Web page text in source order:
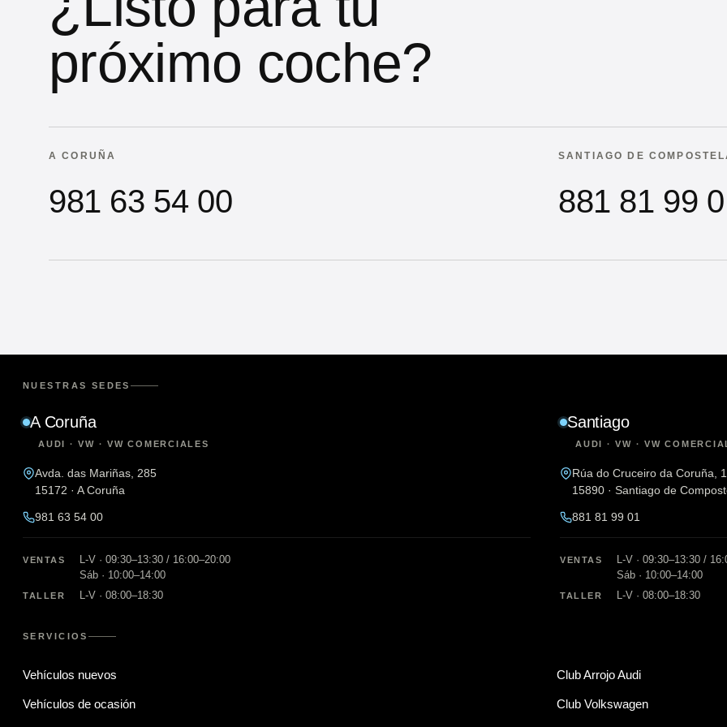
próximo coche?
A CORUÑA
981 63 54 00
SANTIAGO DE
881 81 99
NUESTRAS SEDES
A Coruña
AUDI · VW · VW COMERCIALES
Avda. das Mariñas, 285
15172 · A Coruña
981 63 54 00
VENTAS
L-V · 09:30–13:30 / 16:00–20:00
Sáb · 10:00–14:00
TALLER L-V · 08:00–18:30
Santiago
AUDI · VW · VW
Rúa do Cruceiro da Coruña,
15890 · Santiago de
881 81 99 01
VENTAS
L-V · 09:30–13:30 /
Sáb · 10:00–14:00
TALLER L-V · 08:00–18:30
SERVICIOS
Vehículos nuevos
Vehículos de ocasión
Club Arrojo Audi
Club Volkswagen